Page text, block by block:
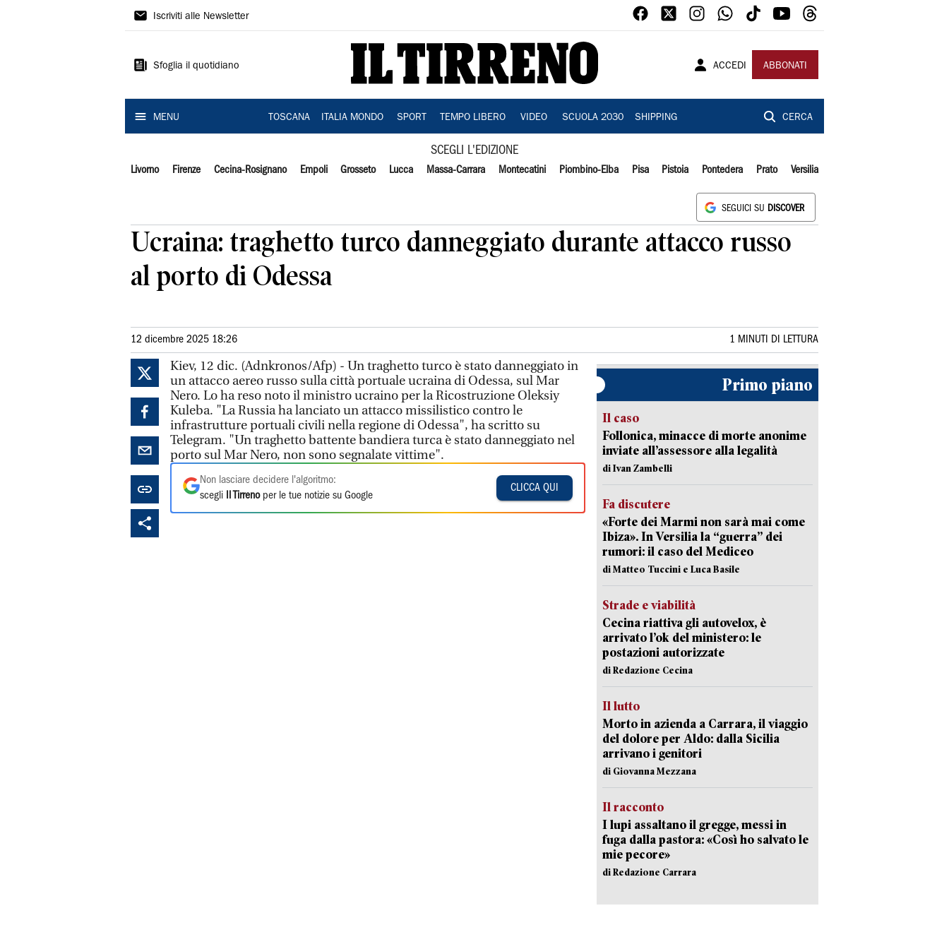
Il
Iscriviti alle Newsletter
Sfoglia il quotidiano ACCEDI ABBONATI
MENU TOSCANA ITALIA MONDO SPORT TEMPO LIBERO VIDEO SCUOLA 2030 SHIPPING CERCA
SCEGLI L'EDIZIONE
Livorno Firenze Cecina-Rosignano Empoli Grosseto Lucca Massa-Carrara Montecatini Piombino-Elba Pisa Pistoia Pontedera Prato Versilia
SEGUICI SU DISCOVER
Ucraina: traghetto turco danneggiato durante attacco russo
al porto di Odessa
12 dicembre 2025 18:26 1 MINUTI DI LETTURA
Kiev, 12 dic. (Adnkronos/Afp) - Un traghetto turco è stato danneggiato in
un attacco aereo russo sulla città portuale ucraina di Odessa, sul Mar
Nero. Lo ha reso noto il ministro ucraino per la Ricostruzione Oleksiy
Kuleba. "La Russia ha lanciato un attacco missilistico contro le
infrastrutture portuali civili nella regione di Odessa", ha scritto su
Telegram. "Un traghetto battente bandiera turca è stato danneggiato nel
porto sul Mar Nero, non sono segnalate vittime".
Non lasciare decidere l'algoritmo:
scegli
Il Tirrenoper le tue notizie su Google
CLICCA QUI
Primo piano
Il caso
Follonica, minacce di morte anonime
inviate all’assessore alla legalità
di Ivan Zambelli
Fa discutere
«Forte dei Marmi non sarà mai come
Ibiza». In Versilia la “guerra” dei
rumori: il caso del Mediceo
di Matteo Tuccini e Luca Basile
Strade e viabilità
Cecina riattiva gli autovelox, è
arrivato l’ok del ministero: le
postazioni autorizzate
di Redazione Cecina
Il lutto
Morto in azienda a Carrara, il viaggio
del dolore per Aldo: dalla Sicilia
arrivano i genitori
di Giovanna Mezzana
Il racconto
I lupi assaltano il gregge, messi in
fuga dalla pastora: «Così ho salvato le
mie pecore»
di Redazione Carrara